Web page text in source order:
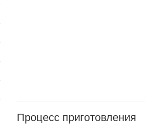
Процесс приготовления